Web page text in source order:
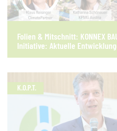
Folien & Mitschnitt: KONNEX
Initiative: Aktuelle
K.O.P.T.